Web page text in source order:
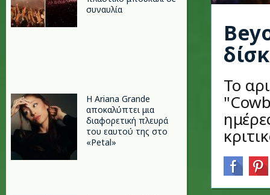
συναυλία
Η Ariana Grande
αποκαλύπτει μια
διαφορετική πλευρά
του εαυτού της στο
«Petal»
Το